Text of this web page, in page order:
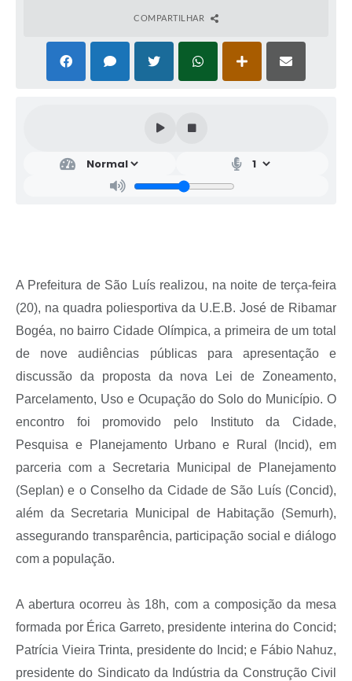
COMPARTILHAR
A Prefeitura de São Luís realizou, na noite de terça-feira
(20), na quadra poliesportiva da U.E.B. José de Ribamar
Bogéa, no bairro Cidade Olímpica, a primeira de um total
de nove audiências públicas para apresentação e
discussão da proposta da nova Lei de Zoneamento,
Parcelamento, Uso e Ocupação do Solo do Município. O
encontro foi promovido pelo Instituto da Cidade,
Pesquisa e Planejamento Urbano e Rural (Incid), em
parceria com a Secretaria Municipal de Planejamento
(Seplan) e o Conselho da Cidade de São Luís (Concid),
além da Secretaria Municipal de Habitação (Semurh),
assegurando transparência, participação social e diálogo
com a população.
A abertura ocorreu às 18h, com a composição da mesa
formada por Érica Garreto, presidente interina do Concid;
Patrícia Vieira Trinta, presidente do Incid; e Fábio Nahuz,
presidente do Sindicato da Indústria da Construção Civil